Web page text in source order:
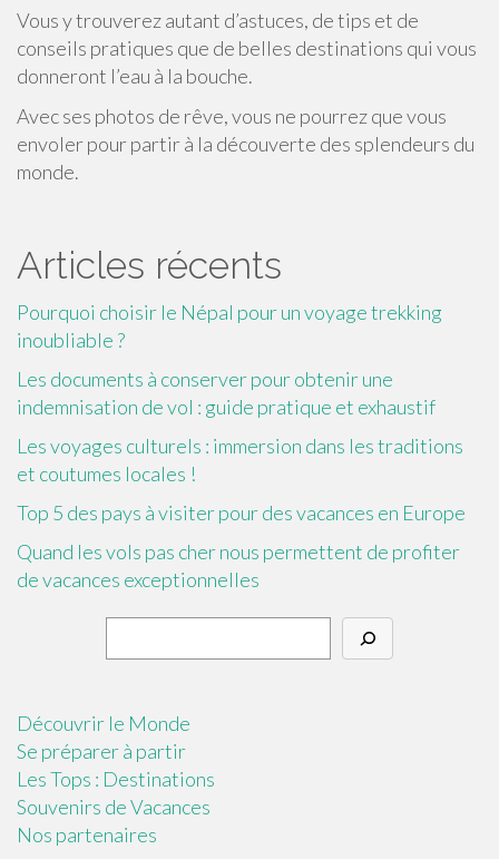
Vous y trouverez autant d’astuces, de tips et de
conseils pratiques que de belles destinations qui vous
donneront l’eau à la bouche.
Avec ses photos de rêve, vous ne pourrez que vous
envoler pour partir à la découverte des splendeurs du
monde.
Articles récents
Pourquoi choisir le Népal pour un voyage trekking
inoubliable ?
Les documents à conserver pour obtenir une
indemnisation de vol : guide pratique et exhaustif
Les voyages culturels : immersion dans les traditions
et coutumes locales !
Top 5 des pays à visiter pour des vacances en Europe
Quand les vols pas cher nous permettent de profiter
de vacances exceptionnelles
Découvrir le Monde
Se préparer à partir
Les Tops : Destinations
Souvenirs de Vacances
Nos partenaires